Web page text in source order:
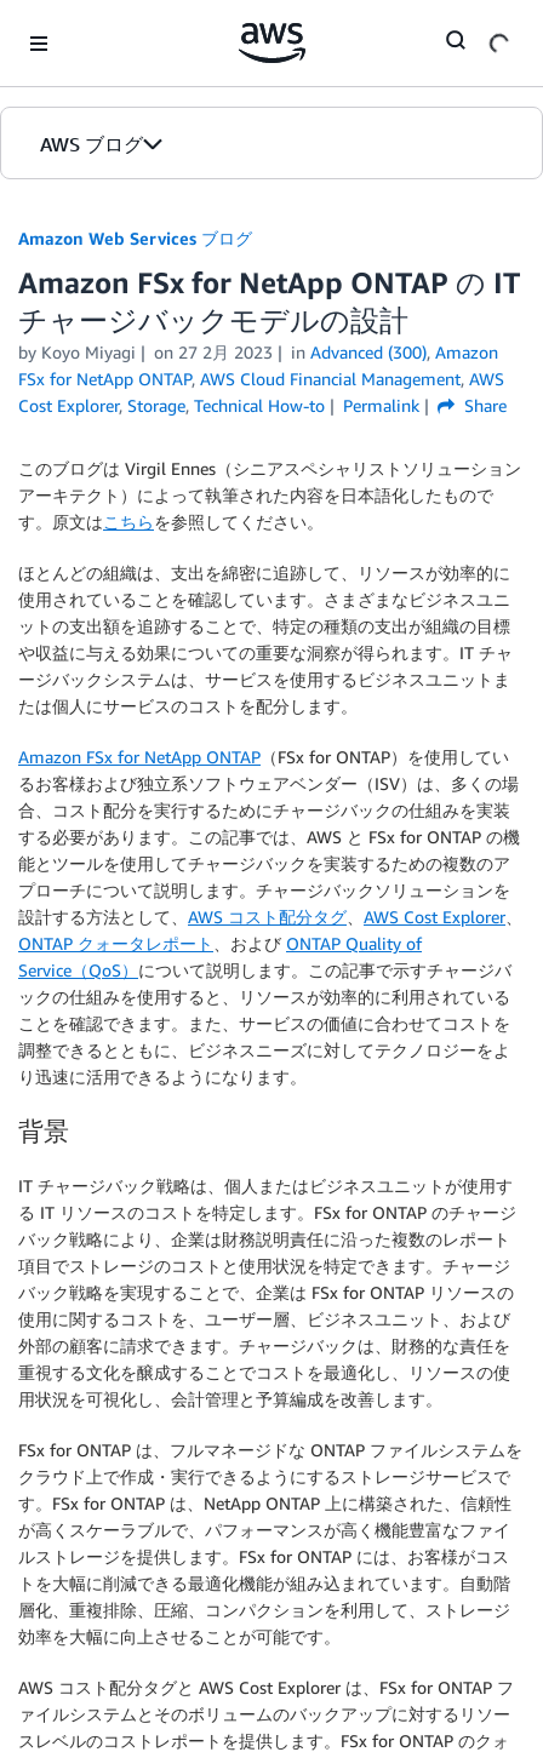
AWS ブログ
カテゴリ
エディション
Amazon Web Services ブログ
Amazon FSx for NetApp ONTAP の IT
チャージバックモデルの設計
by Koyo Miyagi on 27 2月 2023 in Advanced (300), Amazon
FSx for NetApp ONTAP, AWS Cloud Financial Management, AWS
Cost Explorer, Storage, Technical How-to Permalink Share
このブログは Virgil Ennes（シニアスペシャリストソリューション
アーキテクト）によって執筆された内容を日本語化したもので
す。原文はこちらを参照してください。
ほとんどの組織は、支出を綿密に追跡して、リソースが効率的に
使用されていることを確認しています。さまざまなビジネスユニ
ットの支出額を追跡することで、特定の種類の支出が組織の目標
や収益に与える効果についての重要な洞察が得られます。IT チャ
ージバックシステムは、サービスを使用するビジネスユニットま
たは個人にサービスのコストを配分します。
Amazon FSx for NetApp ONTAP （FSx for ONTAP）を使用してい
るお客様および独立系ソフトウェアベンダー（ISV）は、多くの場
合、コスト配分を実行するためにチャージバックの仕組みを実装
する必要があります。この記事では、AWS と FSx for ONTAP の機
能とツールを使用してチャージバックを実装するための複数のア
プローチについて説明します。チャージバックソリューションを
設計する方法として、 AWS コスト配分タグ AWS Cost Explorer、
ONTAP クォータレポート
、および ONTAP Quality of
Service（QoS） について説明します。この記事で示すチャージバ
ックの仕組みを使用すると、リソースが効率的に利用されている
ことを確認できます。また、サービスの価値に合わせてコストを
調整できるとともに、ビジネスニーズに対してテクノロジーをよ
り迅速に活用できるようになります。
背景
IT チャージバック戦略は、個人またはビジネスユニットが使用す
る IT リソースのコストを特定します。FSx for ONTAP のチャージ
バック戦略により、企業は財務説明責任に沿った複数のレポート
項目でストレージのコストと使用状況を特定できます。チャージ
バック戦略を実現することで、企業は FSx for ONTAP リソースの
使用に関するコストを、ユーザー層、ビジネスユニット、および
外部の顧客に請求できます。チャージバックは、財務的な責任を
重視する文化を醸成することでコストを最適化し、リソースの使
用状況を可視化し、会計管理と予算編成を改善します。
FSx for ONTAP は、フルマネージドな ONTAP ファイルシステムを
クラウド上で作成・実行できるようにするストレージサービスで
す。FSx for ONTAP は、NetApp ONTAP 上に構築された、信頼性
が高くスケーラブルで、パフォーマンスが高く機能豊富なファイ
ルストレージを提供します。FSx for ONTAP には、お客様がコス
トを大幅に削減できる最適化機能が組み込まれています。自動階
層化、重複排除、圧縮、コンパクションを利用して、ストレージ
効率を大幅に向上させることが可能です。
AWS コスト配分タグと AWS Cost Explorer は、FSx for ONTAP フ
ァイルシステムとそのボリュームのバックアップに対するリソー
スレベルのコストレポートを提供します。FSx for ONTAP のクォ